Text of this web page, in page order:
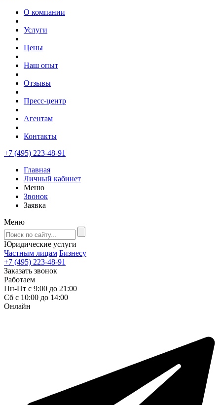
О компании
Услуги
Цены
Наш опыт
Отзывы
Пресс-центр
Агентам
Контакты
+7 (495) 223-48-91
Главная
Личный кабинет
Меню
Звонок
Заявка
Меню
Юридические услуги
Частным лицам Бизнесу
+7 (495) 223-48-91
Заказать звонок
Работаем
Пн-Пт с 9:00 до 21:00
Сб с 10:00 до 14:00
Онлайн